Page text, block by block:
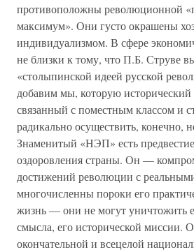
противоположны революционной
максимум». Они густо окрашены
индивидуализмом. В сфере
не близки к тому, что П.Б. Струве
«столыпинской идеей русской
добавим мы, которую
связанный с поместным классом и
радикально осуществить, конечно,
Знаменитый «НЭП» есть
оздоровления страны. Он —
достижений революции с
многочисленны пороки его
жизнь — они не могут уничтожить
смысла, его исторической миссии.
окончательной и всецелой